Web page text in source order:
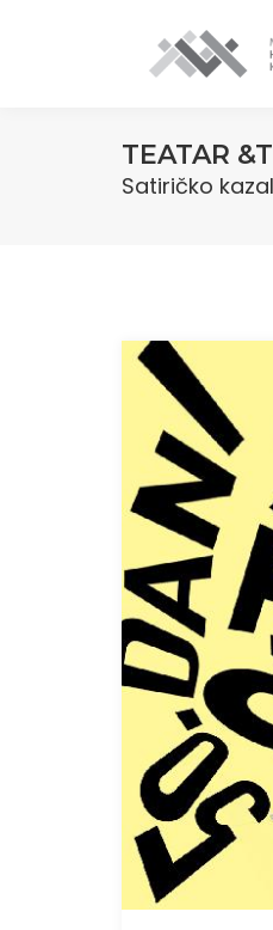
TEATAR
Satiričko